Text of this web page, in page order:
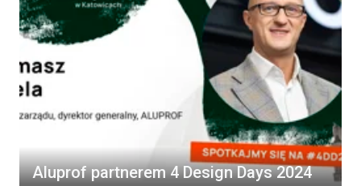
Aluprof partnerem 4 Design Days 2024